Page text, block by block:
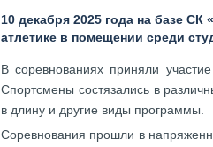
10 декабря 2025 года на базе
атлетике в помещении среди
В соревнованиях приняли
Спортсмены состязались в
в длину и другие виды программы.
Соревнования прошли в